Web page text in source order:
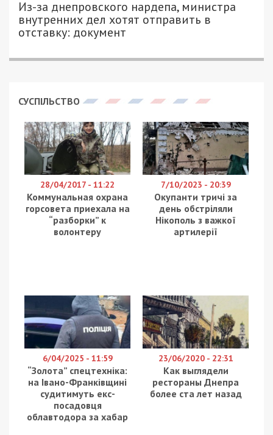
Из-за днепровского нардепа, министра
внутренних дел хотят отправить в
отставку: документ
СУСПІЛЬСТВО
28/04/2017 - 11:22
Коммунальная охрана
горсовета приехала на
“разборки” к
волонтеру
7/10/2023 - 20:39
Окупанти тричі за
день обстріляли
Нікополь з важкої
артилерії
6/04/2025 - 11:59
“Золота” спецтехніка:
на Івано-Франківщині
судитимуть екс-
посадовця
облавтодора за хабар
23/06/2020 - 22:31
Как выглядели
рестораны Днепра
более ста лет назад